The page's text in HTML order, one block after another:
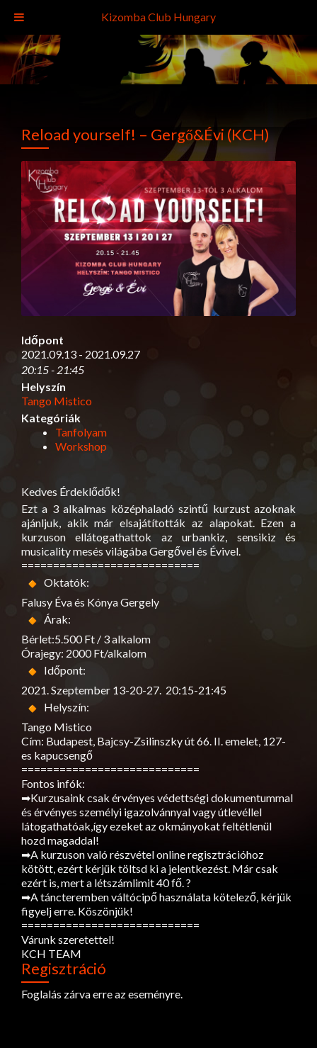
Reload yourself! – Gergő&Évi (KCH)
Időpont
2021.09.13 - 2021.09.27
20:15 - 21:45
Helyszín
Tango Mistico
Kategóriák
Tanfolyam
Workshop
Kedves Érdeklődők!
Ezt a 3 alkalmas középhaladó szintű kurzust azoknak
ajánljuk, akik már elsajátították az alapokat. Ezen a
kurzuson ellátogathattok az urbankiz, sensikiz és
musicality mesés világába Gergővel és Évivel.
============================
Oktatók:
Falusy Éva és Kónya Gergely
Árak:
Bérlet:5.500 Ft / 3 alkalom
Órajegy: 2000 Ft/alkalom
Időpont:
2021. Szeptember 13-20-27. 20:15-21:45
Helyszín:
Tango Mistico
Cím: Budapest, Bajcsy-Zsilinszky út 66. II. emelet, 127-
es kapucsengő
============================
Fontos infók:
➡Kurzusaink csak érvényes védettségi dokumentummal
és érvényes személyi igazolvánnyal vagy útlevéllel
látogathatóak,így ezeket az okmányokat feltétlenül
hozd magaddal!
➡A kurzuson való részvétel online regisztrációhoz
kötött, ezért kérjük töltsd ki a jelentkezést. Már csak
ezért is, mert a létszámlimit 40 fő. ?
➡A táncteremben váltócipő használata kötelező, kérjük
figyelj erre. Köszönjük!
============================
Várunk szeretettel!
KCH TEAM
Regisztráció
Foglalás zárva erre az eseményre.
Kizomba Club Hungary